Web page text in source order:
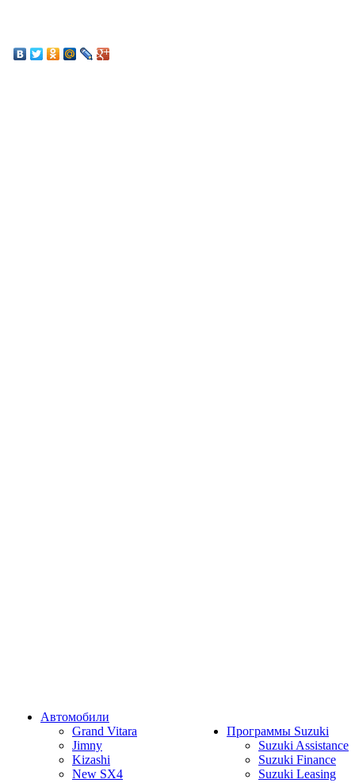
Автомобили
Grand Vitara
Jimny
Kizashi
New SX4
Программы Suzuki
Suzuki Assistance
Suzuki Finance
Suzuki Leasing